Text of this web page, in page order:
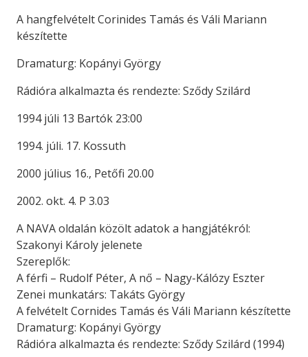
A hangfelvételt Corinides Tamás és Váli Mariann
készítette
Dramaturg: Kopányi György
Rádióra alkalmazta és rendezte: Sződy Szilárd
1994 júli 13 Bartók 23:00
1994. júli. 17. Kossuth
2000 július 16., Petőfi 20.00
2002. okt. 4. P 3.03
A NAVA oldalán közölt adatok a hangjátékról:
Szakonyi Károly jelenete
Szereplők:
A férfi – Rudolf Péter, A nő – Nagy-Kálózy Eszter
Zenei munkatárs: Takáts György
A felvételt Cornides Tamás és Váli Mariann készítette
Dramaturg: Kopányi György
Rádióra alkalmazta és rendezte: Sződy Szilárd (1994)